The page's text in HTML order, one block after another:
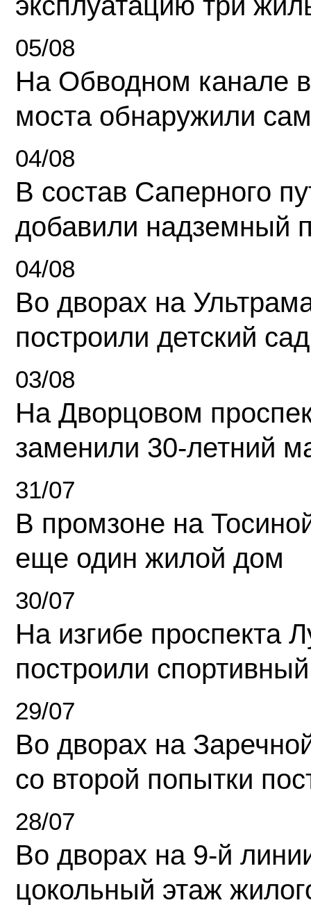
05/08
На Обводном канале
моста обнаружили
04/08
В состав Саперного
добавили надземный
04/08
Во дворах на
построили детский сад
03/08
На Дворцовом
заменили 30-летний
31/07
В промзоне на
еще один жилой дом
30/07
На изгибе проспекта
построили
29/07
Во дворах на
со второй попытки
28/07
Во дворах на 9-й
цокольный этаж